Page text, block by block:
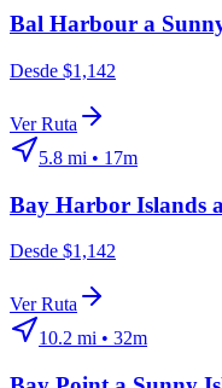
Bal Harbour a
Desde $1,142
Ver Ruta
5.8 mi • 17m
Bay Harbor Islands a
Desde $1,142
Ver Ruta
10.2 mi • 32m